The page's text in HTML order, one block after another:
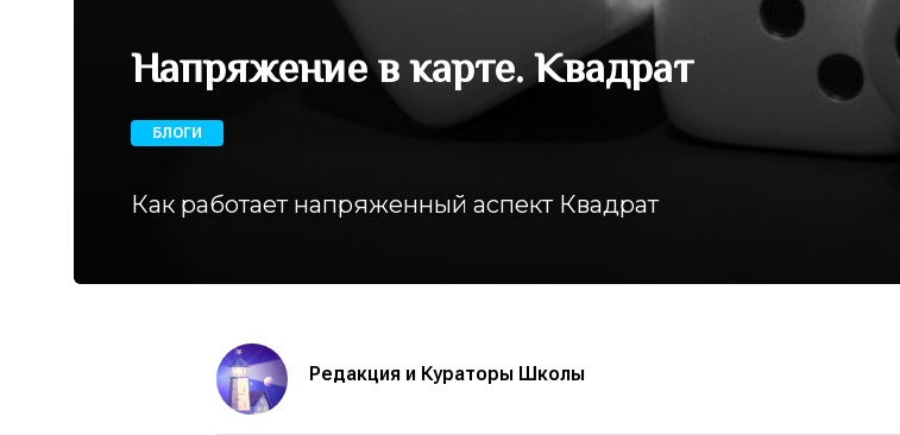
Напряжение в карте. Квадрат
БЛОГИ
Как работает напряженный аспект Квадрат
Редакция и Кураторы Школы